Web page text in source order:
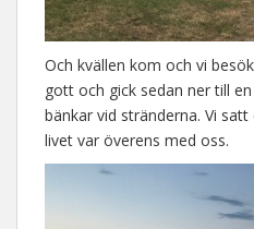
Och kvällen kom och vi
gott och gick sedan ner till
bänkar vid stränderna. Vi
livet var överens med oss.